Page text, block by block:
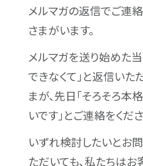
メルマガの返信でご連
さまがいます。
メルマガを送り始めた
できなくて」と返信いた
まが、先日「そろそろ本
いです」とご連絡をくだ
いずれ検討したいとお
ただいても、私たちは